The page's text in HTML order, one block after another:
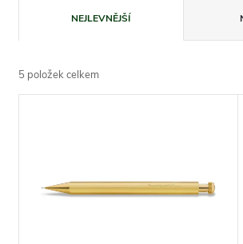
a
z
NEJLEVNĚJŠÍ
5 položek celkem